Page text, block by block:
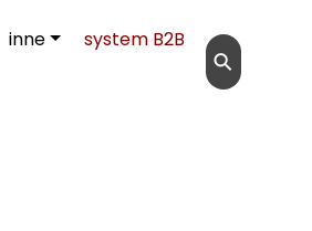
inne
system B2B
⚲